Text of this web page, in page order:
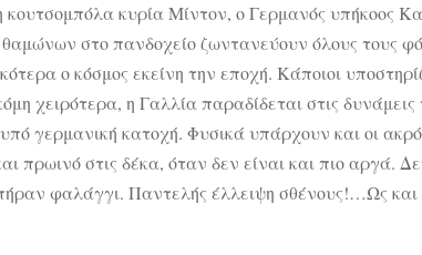
κουτσομπόλα κυρία Μίντον, ο Γερμανός υπήκοος
στο πανδοχείο ζωντανεύουν όλους τους
ο κόσμος εκείνη την εποχή. Κάποιοι
χειρότερα, η Γαλλία παραδίδεται στις
γερμανική κατοχή. Φυσικά υπάρχουν και οι
πρωινό στις δέκα, όταν δεν είναι και πιο αργά.
φαλάγγι. Παντελής έλλειψη σθένους!…Ως